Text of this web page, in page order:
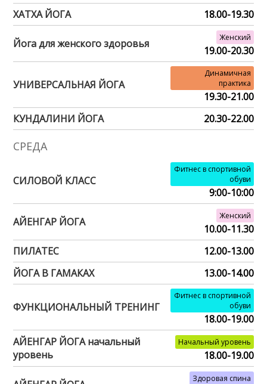
ХАТХА ЙОГА
18.00-19.30
Йога для женского здоровья Женский
19.00-20.30
УНИВЕРСАЛЬНАЯ ЙОГА
Динамичная
практика
19.30-21.00
КУНДАЛИНИ ЙОГА
20.30-22.00
СРЕДА
СИЛОВОЙ КЛАСС
Фитнес в спортивной
обуви
9:00-10:00
АЙЕНГАР ЙОГА Женский
10.00-11.30
ПИЛАТЕС
12.00-13.00
ЙОГА В ГАМАКАХ
13.00-14.00
ФУНКЦИОНАЛЬНЫЙ ТРЕНИНГ
Фитнес в спортивной
обуви
18.00-19.00
АЙЕНГАР ЙОГА начальный
уровень
Начальный уровень
18.00-19.00
Здоровая спина